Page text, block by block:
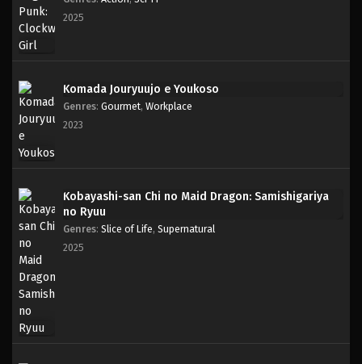
2025
Komada Jouryuujo e Youkoso
Genres: Gourmet, Workplace
2023
Kobayashi-san Chi no Maid Dragon: Samishigariya
no Ryuu
Genres: Slice of Life, Supernatural
2025